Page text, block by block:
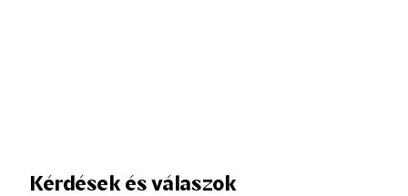
Kérdések és válaszok